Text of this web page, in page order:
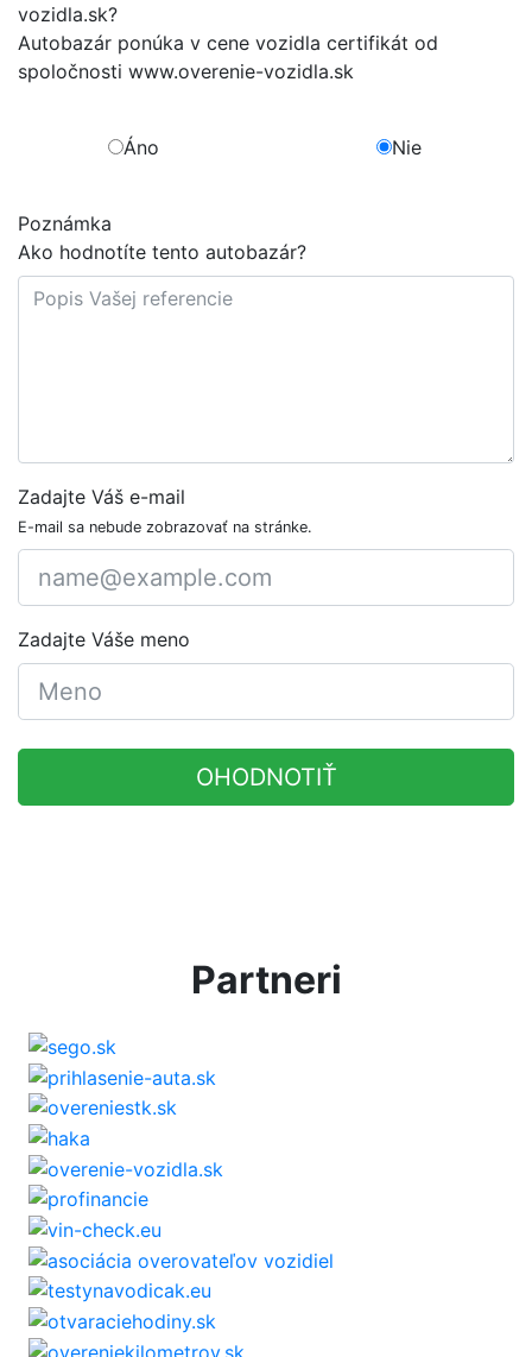
vozidla.sk?
Autobazár ponúka v cene vozidla certifikát od
spoločnosti www.overenie-vozidla.sk
Áno Nie
Poznámka
Ako hodnotíte tento autobazár?
Zadajte Váš e-mail
E-mail sa nebude zobrazovať na stránke.
Zadajte Váše meno
OHODNOTIŤ
Partneri